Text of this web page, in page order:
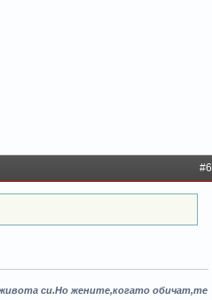
#6
си.Но жените,когато обичат,те